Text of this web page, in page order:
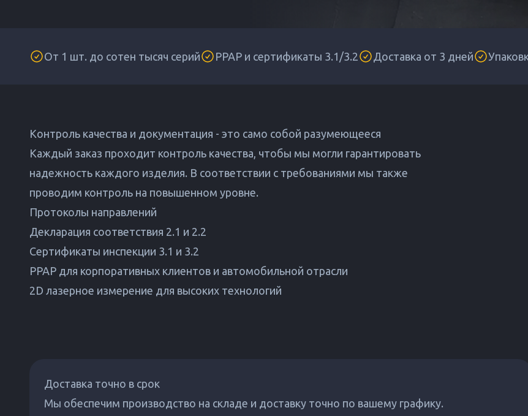
От 1 шт. до сотен тысяч серий PPAP и сертификаты 3.1/3.2 Доставка от 3 дней
Контроль качества и документация - это само собой разумеющееся
Каждый заказ проходит контроль качества, чтобы мы могли гарантировать
надежность каждого изделия. В соответствии с требованиями мы также
проводим контроль на повышенном уровне.
Протоколы направлений
Декларация соответствия 2.1 и 2.2
Сертификаты инспекции 3.1 и 3.2
PPAP для корпоративных клиентов и автомобильной отрасли
2D лазерное измерение для высоких технологий
Доставка точно в срок
Мы обеспечим производство на складе и доставку точно по вашему графику.